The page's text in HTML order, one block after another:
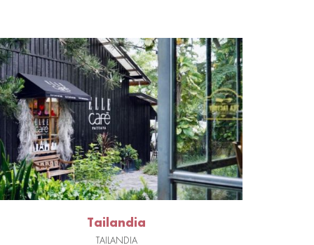
Tailandia
TAILANDIA